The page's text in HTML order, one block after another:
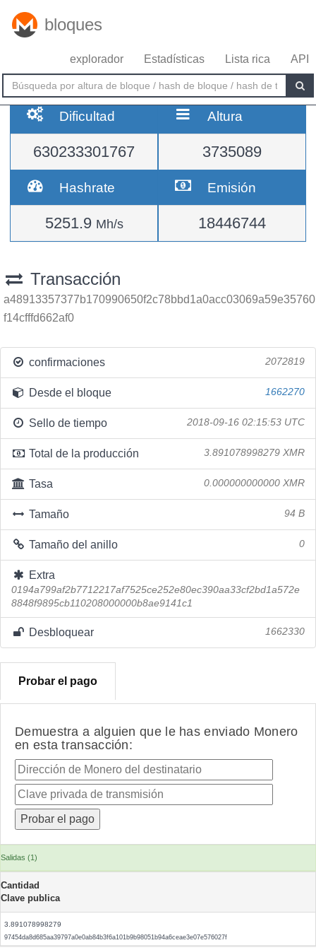
bloques
explorador Estadísticas Lista rica API
Dificultad
630233301767
Altura
3735089
Hashrate
5251.9 Mh/s
Emisión
18446744
Transacción
a48913357377b170990650f2c78bbd1a0acc03069a59e35760
f14cfffd662af0
confirmaciones 2072819
Desde el bloque 1662270
Sello de tiempo 2018-09-16 02:15:53 UTC
Total de la producción 3.891078998279 XMR
Tasa 0.000000000000 XMR
Tamaño 94 B
Tamaño del anillo 0
Extra
0194a799af2b7712217af7525ce252e80ec390aa33cf2bd1a572e
8848f9895cb110208000000b8ae9141c1
Desbloquear 1662330
Probar el pago
Demuestra a alguien que le has enviado Monero
en esta transacción:
Salidas (1)
Cantidad
Clave publica
3.891078998279
97454da8d685aa39797a0e0ab84b3f6a101b9b98051b94a6ceae3e07e576027f